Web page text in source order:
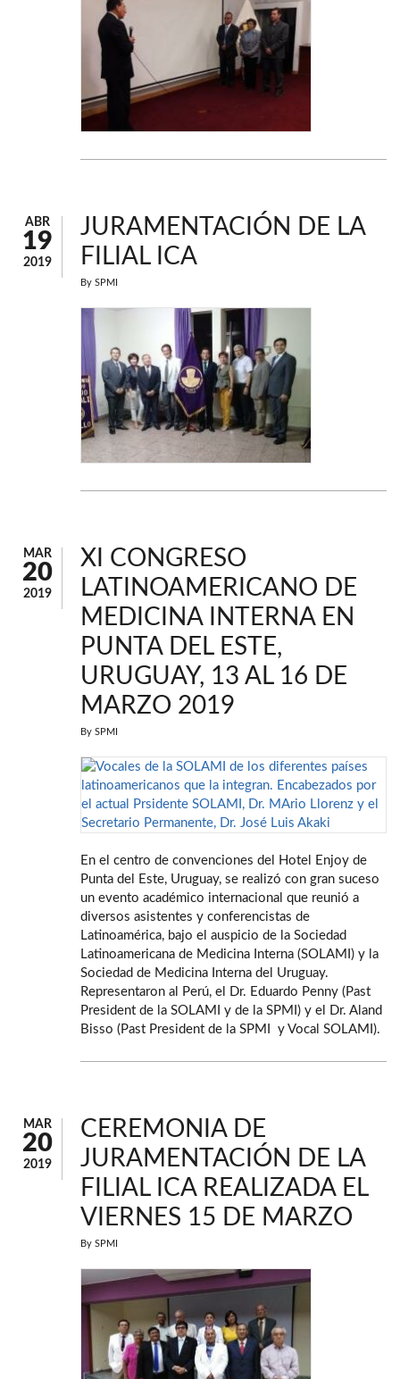
ABR
19
2019
JURAMENTACIÓN DE LA
FILIAL ICA
By SPMI
MAR
20
2019
XI CONGRESO
LATINOAMERICANO DE
MEDICINA INTERNA EN
PUNTA DEL ESTE,
URUGUAY, 13 AL 16 DE
MARZO 2019
By SPMI
En el centro de convenciones del Hotel Enjoy de
Punta del Este, Uruguay, se realizó con gran suceso
un evento académico internacional que reunió a
diversos asistentes y conferencistas de
Latinoamérica, bajo el auspicio de la Sociedad
Latinoamericana de Medicina Interna (SOLAMI) y la
Sociedad de Medicina Interna del Uruguay.
Representaron al Perú, el Dr. Eduardo Penny (Past
President de la SOLAMI y de la SPMI) y el Dr. Aland
Bisso (Past President de la SPMI y Vocal SOLAMI).
MAR
20
2019
CEREMONIA DE
JURAMENTACIÓN DE LA
FILIAL ICA REALIZADA EL
VIERNES 15 DE MARZO
By SPMI